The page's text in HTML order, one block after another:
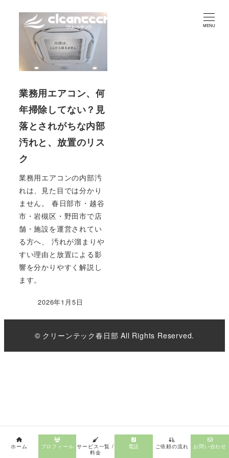
MENU
業務用エアコン、何
年掃除してない？見
落とされがちな内部
汚れと、放置のリス
ク
業務用エアコンの内部汚
れは、見た目では分かり
ません。 春日部市・越谷
市・岩槻区・野田市で店
舗・施設を運営されてい
る方へ、 汚れが溜まりや
すい理由と放置による影
響を分かりやすく解説し
ます。
2026年1月5日
© クリーンテック春日部 All Rights Reserved.
ホーム プロフィール サービス一覧 /
料金
電話 ご依頼の流れ お問い合わせ